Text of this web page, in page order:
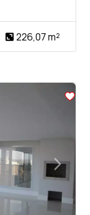
226,07 m²
arrow_forward_iosNext